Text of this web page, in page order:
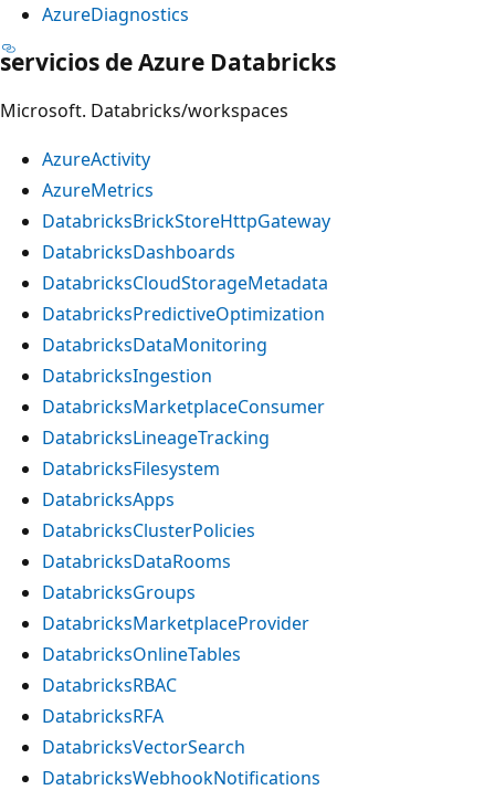
AzureDiagnostics
servicios de Azure Databricks
Microsoft. Databricks/workspaces
AzureActivity
AzureMetrics
DatabricksBrickStoreHttpGateway
DatabricksDashboards
DatabricksCloudStorageMetadata
DatabricksPredictiveOptimization
DatabricksDataMonitoring
DatabricksIngestion
DatabricksMarketplaceConsumer
DatabricksLineageTracking
DatabricksFilesystem
DatabricksApps
DatabricksClusterPolicies
DatabricksDataRooms
DatabricksGroups
DatabricksMarketplaceProvider
DatabricksOnlineTables
DatabricksRBAC
DatabricksRFA
DatabricksVectorSearch
DatabricksWebhookNotifications